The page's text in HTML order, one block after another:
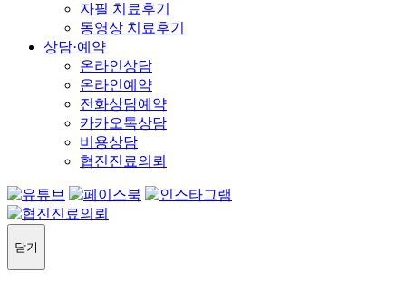
자필 치료후기
동영상 치료후기
상담·예약
온라인상담
온라인예약
전화상담예약
카카오톡상담
비용상담
협진진료의뢰
닫기